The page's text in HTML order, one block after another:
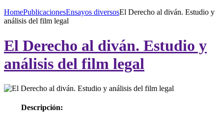
HomePublicacionesEnsayos diversosEl Derecho al diván. Estudio y
análisis del film legal
El Derecho al diván. Estudio y
análisis del film legal
Descripción: